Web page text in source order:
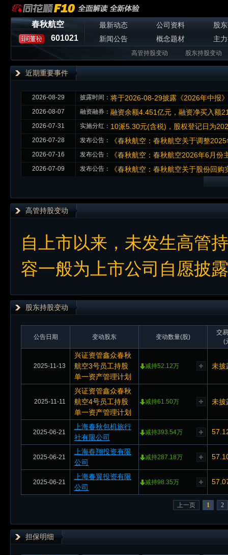
春秋航空
601021
最新动态 公司资料
股
新闻公告
概念题材 主
高管持股变动 股东持股变动
近期重要事件
2026-08-29 披露时间： 将于2026-08-29披露《2026年中报》
2026-08-07 融资融券： 融资余额4.451亿元，融资净买入额
2026-07-31 实施分红： 10派5.30元(含税)，股权登记日为
2026-07-28 发布公告： 《春秋航空：春秋航空关于调整
2026-07-16 发布公告： 《春秋航空：春秋航空2026年6月份
2026-07-09 发布公告： 《春秋航空：春秋航空关于股份回
高管持股变动
自上市以来，未发生高管
容一般为上市公司自愿披
股东持股变动
公告日期 变动股东 变动数量(股)
交
(
2025-11-13
兴证资管鑫众春秋
航空3号员工持股
单一资产管理计划
减持52.12万 未披
2025-11-11
兴证资管鑫众春秋
航空4号员工持股
单一资产管理计划
减持61.50万 未披
2025-06-21
上海春秋包机旅行
社有限公司
减持393.54万
2025-06-21
上海春翔投资有限
公司
减持287.18万
2025-06-21
上海春翼投资有限
公司
减持98.35万
上一页 1 2
担保明细